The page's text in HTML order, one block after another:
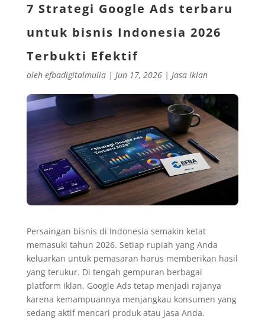
7 Strategi Google Ads terbaru
untuk bisnis Indonesia 2026
Terbukti Efektif
oleh efbadigitalmulia| Jun 17, 2026| Jasa Iklan
Persaingan bisnis di Indonesia semakin ketat
memasuki tahun 2026. Setiap rupiah yang Anda
keluarkan untuk pemasaran harus memberikan hasil
yang terukur. Di tengah gempuran berbagai
platform iklan, Google Ads tetap menjadi rajanya
karena kemampuannya menjangkau konsumen yang
sedang aktif mencari produk atau jasa Anda.